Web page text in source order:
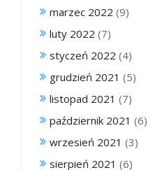
marzec 2022 (9)
luty 2022 (7)
styczeń 2022 (4)
grudzień 2021 (5)
listopad 2021 (7)
październik 2021 (6)
wrzesień 2021 (3)
sierpień 2021 (6)